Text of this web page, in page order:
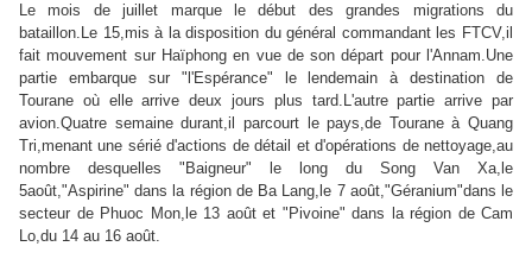
Le mois de juillet marque le début des grandes migrations du
bataillon.Le 15,mis à la disposition du général commandant les FTCV,il
fait mouvement sur Haïphong en vue de son départ pour l'Annam.Une
partie embarque sur "l'Espérance" le lendemain à destination de
Tourane où elle arrive deux jours plus tard.L'autre partie arrive par
avion.Quatre semaine durant,il parcourt le pays,de Tourane à Quang
Tri,menant une sérié d'actions de détail et d'opérations de nettoyage,au
nombre desquelles "Baigneur" le long du Song Van Xa,le
5août,"Aspirine" dans la région de Ba Lang,le 7 août,"Géranium"dans le
secteur de Phuoc Mon,le 13 août et "Pivoine" dans la région de Cam
Lo,du 14 au 16 août.